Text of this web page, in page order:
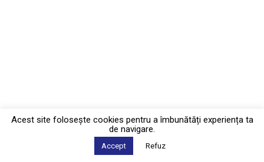
Acest site foloseşte cookies pentru a îmbunătăți experiența ta
de navigare.
Accept Refuz